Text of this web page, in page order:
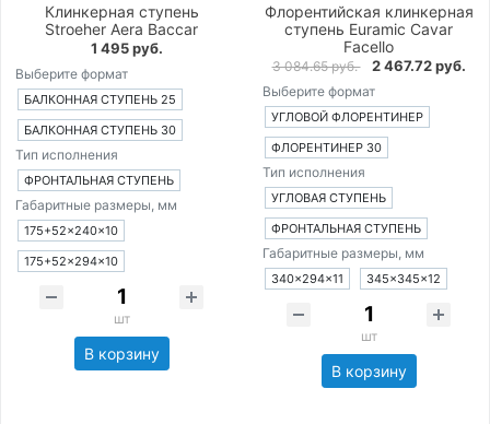
Клинкерная ступень
Stroeher Aera Baccar
1 495 руб.
Выберите формат
БАЛКОННАЯ СТУПЕНЬ 25
БАЛКОННАЯ СТУПЕНЬ 30
Тип исполнения
ФРОНТАЛЬНАЯ СТУПЕНЬ
Габаритные размеры, мм
175+52×240×10
175+52×294×10
шт
В корзину
Флорентийская клинкерная
ступень Euramic Cavar
Facello
3 084.65 руб. 2 467.72 руб.
Выберите формат
УГЛОВОЙ ФЛОРЕНТИНЕР
ФЛОРЕНТИНЕР 30
Тип исполнения
УГЛОВАЯ СТУПЕНЬ
ФРОНТАЛЬНАЯ СТУПЕНЬ
Габаритные размеры, мм
340×294×11 345×345×12
шт
В корзину